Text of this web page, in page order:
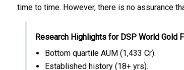
time to time. However, there is no assurance
Research Highlights for DSP World Gold
Bottom quartile AUM (₹1,433 Cr).
Established history (18+ yrs).